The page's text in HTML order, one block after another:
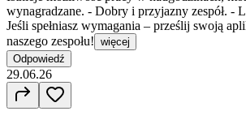
wynagradzane. - Dobry i przyjazny zespół. -
Jeśli spełniasz wymagania – prześlij swoją
naszego zespołu! więcej
Odpowiedź
29.06.26